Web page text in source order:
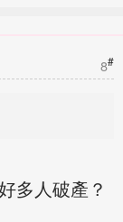
8#
多人破產？